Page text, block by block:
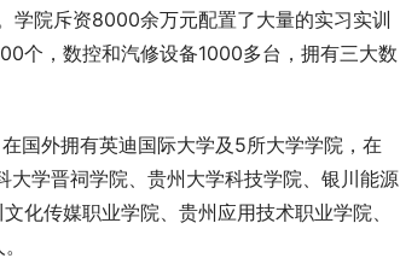
院斥资8000余万元配置了大量的实习实训
个，数控和汽修设备1000多台，拥有三大数
国外拥有英迪国际大学及5所大学学院，在
学晋祠学院、贵州大学科技学院、银川能源
化传媒职业学院、贵州应用技术职业学院、